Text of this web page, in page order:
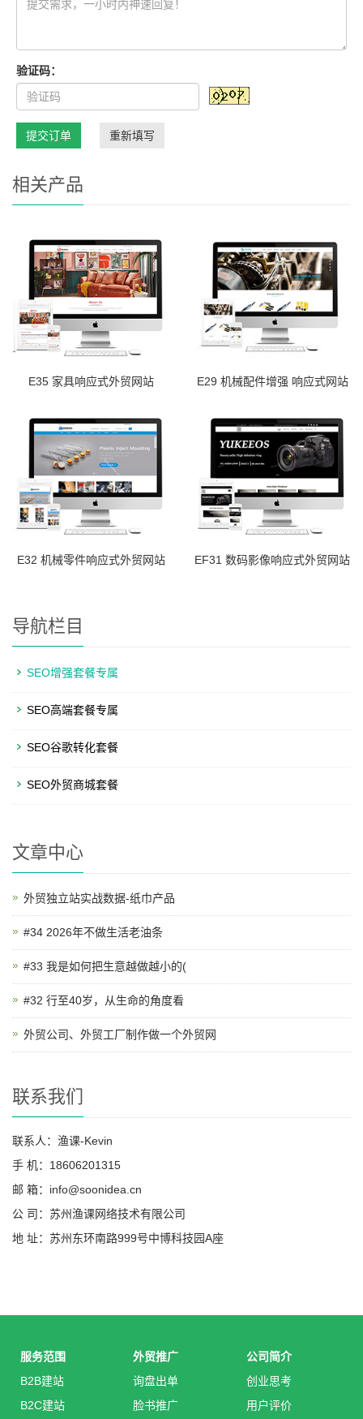
验证码：
提交订单 重新填写
相关产品
E35 家具响应式外贸网站 E29 机械配件增强 响应式网站
E32 机械零件响应式外贸网站 EF31 数码影像响应式外贸网站
导航栏目
SEO增强套餐专属
SEO高端套餐专属
SEO谷歌转化套餐
SEO外贸商城套餐
文章中心
外贸独立站实战数据-纸巾产品
#34 2026年不做生活老油条
#33 我是如何把生意越做越小的(
#32 行至40岁，从生命的角度看
外贸公司、外贸工厂制作做一个外贸网
联系我们
联系人：渔课-Kevin
手 机：18606201315
邮 箱：info@soonidea.cn
公 司：苏州渔课网络技术有限公司
地 址：苏州东环南路999号中博科技园A座
服务范围
B2B建站
B2C建站
外贸推广
询盘出单
脸书推广
公司简介
创业思考
用户评价